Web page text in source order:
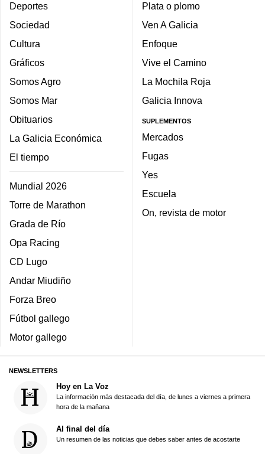
Deportes
Sociedad
Cultura
Gráficos
Somos Agro
Somos Mar
Obituarios
La Galicia Económica
El tiempo
Mundial 2026
Torre de Marathon
Grada de Río
Opa Racing
CD Lugo
Andar Miudiño
Forza Breo
Fútbol gallego
Motor gallego
Plata o plomo
Ven A Galicia
Enfoque
Vive el Camino
La Mochila Roja
Galicia Innova
SUPLEMENTOS
Mercados
Fugas
Yes
Escuela
On, revista de motor
NEWSLETTERS
Hoy en La Voz
La información más destacada del día, de lunes a viernes a primera
hora de la mañana
Al final del día
Un resumen de las noticias que debes saber antes de acostarte